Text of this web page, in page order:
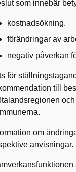
som innebär
kostnadsökning.
förändringar av
negativ påverkan
för
till
om
anvisningar.